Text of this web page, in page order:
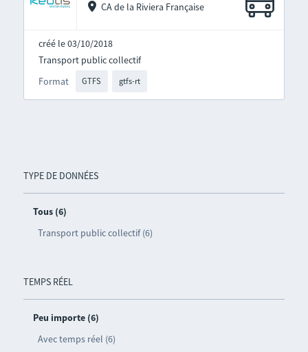
TYPE DE DONNÉES
Tous (6)
Transport public collectif (6)
TEMPS RÉEL
Peu importe (6)
Avec temps réel (6)
CA de la Riviera Française
créé le 03/10/2018
Format GTFS gtfs-rt
Transport public collectif